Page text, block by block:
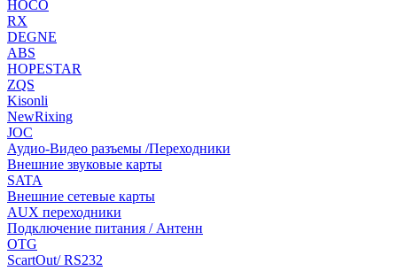
HOCO
RX
DEGNE
ABS
HOPESTAR
ZQS
Kisonli
NewRixing
JOC
Аудио-Видео разъемы /Переходники
Внешние звуковые карты
SATA
Внешние сетевые карты
AUX переходники
Подключение питания / Антенн
OTG
ScartOut/ RS232